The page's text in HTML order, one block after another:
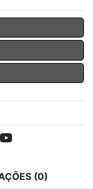
Youtube
(0)